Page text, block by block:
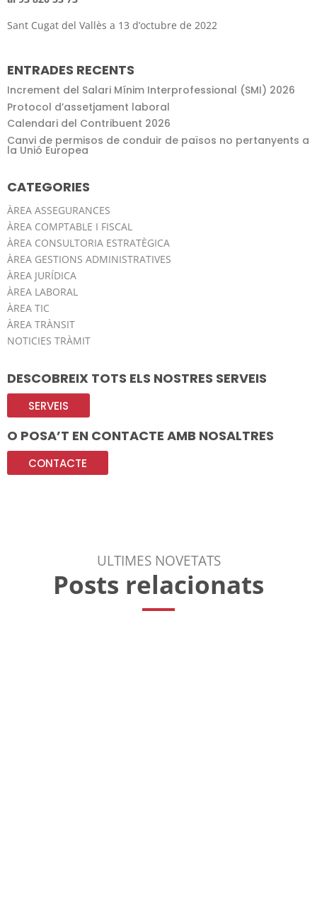
Sant Cugat del Vallès a 13 d’octubre de 2022
ENTRADES RECENTS
Increment del Salari Mínim Interprofessional (SMI) 2026
Protocol d’assetjament laboral
Calendari del Contribuent 2026
Canvi de permisos de conduir de països no pertanyents a
la Unió Europea
CATEGORIES
ÀREA ASSEGURANCES
ÀREA COMPTABLE I FISCAL
ÀREA CONSULTORIA ESTRATÈGICA
ÀREA GESTIONS ADMINISTRATIVES
ÀREA JURÍDICA
ÀREA LABORAL
ÀREA TIC
ÀREA TRÀNSIT
NOTICIES TRÀMIT
DESCOBREIX TOTS ELS NOSTRES SERVEIS
SERVEIS
O POSA’T EN CONTACTE AMB NOSALTRES
CONTACTE
ULTIMES NOVETATS
Posts relacionats